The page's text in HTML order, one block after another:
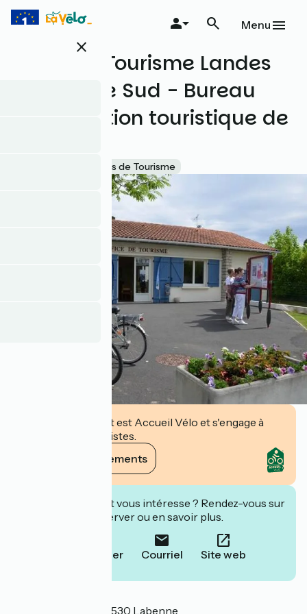
Aller
close
Menu
Office de Tourisme Landes
Atlantique Sud - Bureau
d'information touristique de
Offices de Tourisme
Cet établissement est Accueil Vélo et s'engage à
accueillir des cyclistes.
Voir ses engagements
Cet établissement vous intéresse ? Rendez-vous sur
leur site pour réserver ou en savoir plus.
Téléphoner Courriel Site web
6 Rue des Écoles 40530 Labenne